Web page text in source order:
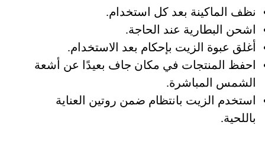
نظف الماكينة بعد كل استخدام.
اشحن البطارية عند الحاجة.
أغلق عبوة الزيت بإحكام بعد الاستخدام.
احفظ المنتجات في مكان جاف بعيدًا عن أشعة
الشمس المباشرة.
استخدم الزيت بانتظام ضمن روتين العناية
باللحية.